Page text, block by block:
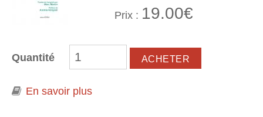
Prix : 19.00€
Quantité
En savoir plus